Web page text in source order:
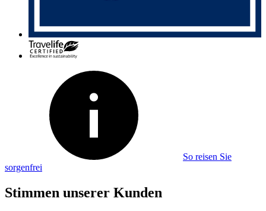
So reisen Sie
sorgenfrei
Stimmen unserer Kunden